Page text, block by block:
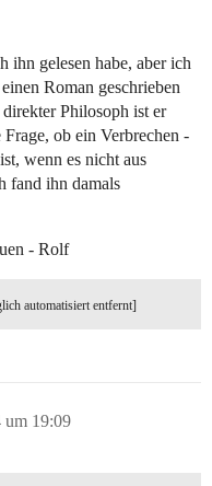
ihn gelesen habe, aber ich
Roman geschrieben
Philosoph ist er
ob ein Verbrechen -
wenn es nicht aus
fand ihn damals
- Rolf
automatisiert entfernt]
um 19:09